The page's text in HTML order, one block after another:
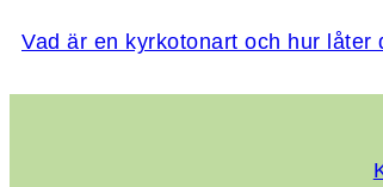
Vad är en kyrkotonart och hur låter